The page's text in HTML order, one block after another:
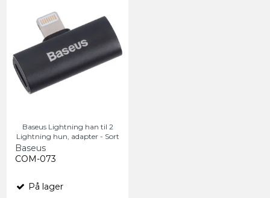
Baseus Lightning han til 2
Lightning hun, adapter - Sort
Baseus
COM-073
På lager